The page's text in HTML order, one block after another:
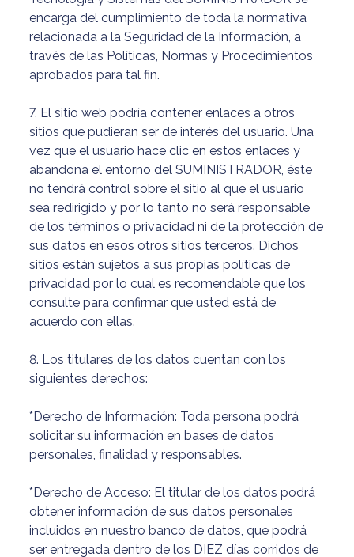
encarga del cumplimiento de toda la normativa
relacionada a la Seguridad de la Información, a
través de las Políticas, Normas y Procedimientos
aprobados para tal fin.
7. El sitio web podría contener enlaces a otros
sitios que pudieran ser de interés del usuario. Una
vez que el usuario hace clic en estos enlaces y
abandona el entorno del SUMINISTRADOR, éste
no tendrá control sobre el sitio al que el usuario
sea redirigido y por lo tanto no será responsable
de los términos o privacidad ni de la protección de
sus datos en esos otros sitios terceros. Dichos
sitios están sujetos a sus propias políticas de
privacidad por lo cual es recomendable que los
consulte para confirmar que usted está de
acuerdo con ellas.
8. Los titulares de los datos cuentan con los
siguientes derechos:
*Derecho de Información: Toda persona podrá
solicitar su información en bases de datos
personales, finalidad y responsables.
*Derecho de Acceso: El titular de los datos podrá
obtener información de sus datos personales
incluidos en nuestro banco de datos, que podrá
ser entregada dentro de los DIEZ días corridos de